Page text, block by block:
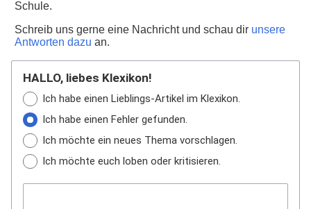
Schule.
Schreib uns gerne eine Nachricht und schau dir unsere
Antworten dazu an.
HALLO, liebes Klexikon!
Ich habe einen Lieblings-Artikel im Klexikon.
Ich habe einen Fehler gefunden.
Ich möchte ein neues Thema vorschlagen.
Ich möchte euch loben oder kritisieren.